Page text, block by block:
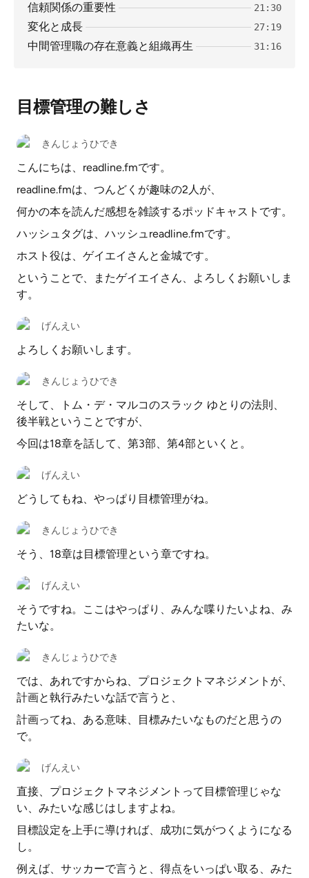
信頼関係の重要性 21:30
変化と成長 27:19
中間管理職の存在意義と組織再生 31:16
目標管理の難しさ
きんじょうひでき
こんにちは、readline.fmです。
readline.fmは、つんどくが趣味の2人が、
何かの本を読んだ感想を雑談するポッドキャストです。
ハッシュタグは、ハッシュreadline.fmです。
ホスト役は、ゲイエイさんと金城です。
ということで、またゲイエイさん、よろしくお願いしま
す。
げんえい
よろしくお願いします。
きんじょうひでき
そして、トム・デ・マルコのスラック ゆとりの法則、
後半戦ということですが、
今回は18章を話して、第3部、第4部といくと。
げんえい
どうしてもね、やっぱり目標管理がね。
きんじょうひでき
そう、18章は目標管理という章ですね。
げんえい
そうですね。ここはやっぱり、みんな喋りたいよね、み
たいな。
きんじょうひでき
では、あれですからね、プロジェクトマネジメントが、
計画と執行みたいな話で言うと、
計画ってね、ある意味、目標みたいなものだと思うの
で。
げんえい
直接、プロジェクトマネジメントって目標管理じゃな
い、みたいな感じはしますよね。
目標設定を上手に導ければ、成功に気がつくようになる
し。
例えば、サッカーで言うと、得点をいっぱい取る、みた